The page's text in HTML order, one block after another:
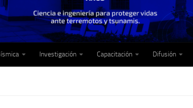
Investigación Capacitación Difusión